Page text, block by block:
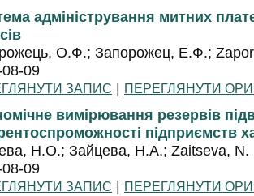
адміністрування митних
О.Ф.; Запорожец, Е.Ф.;
09
ЗАПИС | ПЕРЕГЛЯНУТИ
вимірювання резервів
підприємств
Н.О.; Зайцева, Н.А.; Zaitseva, N.
09
ЗАПИС | ПЕРЕГЛЯНУТИ